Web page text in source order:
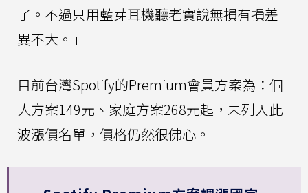
了。不過只用藍芽耳機聽老實說無損有損差
異不大。」
目前台灣Spotify的Premium會員方案為：個
人方案149元、家庭方案268元起，未列入此
波漲價名單，價格仍然很佛心。